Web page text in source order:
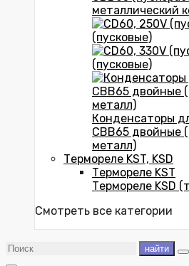
металлический
(пусковые)
(пусковые)
Конденсаторы
CBB65 двойные
металл)
Термореле KST, KSD
Термореле KST
Термореле KSD
Смотреть все категории
найти